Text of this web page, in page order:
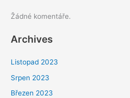
Žádné komentáře.
Archives
Listopad 2023
Srpen 2023
Březen 2023